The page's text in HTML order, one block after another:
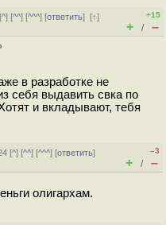
^] [^^] [^^^] [ответить][↑]
+15
+ / –
в разработке не
себя выдавить свка по
и вкладывают, тебя
[^] [^^] [^^^] [ответить]
–3
+ / –
олигархам.